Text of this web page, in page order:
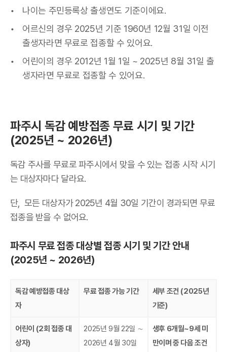
나이는 주민등록상 출생연도 기준이에요.
어르신의 경우 2025년 기준 1960년 12월 31일 이전
출생자라면 무료로 접종할 수 있어요.
어린이의 경우 2012년 1월 1일 ~ 2025년 8월 31일 출
생자라면 무료로 접종할 수 있어요.
파주시 독감 예방접종 무료 시기 및 기간
(2025년 ~ 2026년)
독감 주사를 무료로 파주시에서 맞을 수 있는 접종 시작 시기
는 대상자마다 달라요.
단, 모든 대상자가 2025년 4월 30일 기간이 경과되면 무료
접종을 받을 수 없어요.
파주시 무료 접종 대상별 접종 시기 및 기간 안내
(2025년 ~ 2026년)
독감 예방접종 대상
자
무료 접종 가능 기간
세부 조건 (2025년
기준)
어린이 (2회 접종 대
상자)
2025년 9월 22일 ∼
2026년 4월 30일
생후 6개월~9세 미
만이며 중 다음 조건